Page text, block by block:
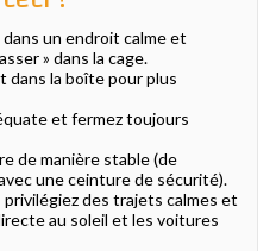
un endroit calme et
» dans la cage.
dans la boîte pour plus
et fermez toujours
de manière stable (de
une ceinture de sécurité).
privilégiez des trajets calmes et
au soleil et les voitures